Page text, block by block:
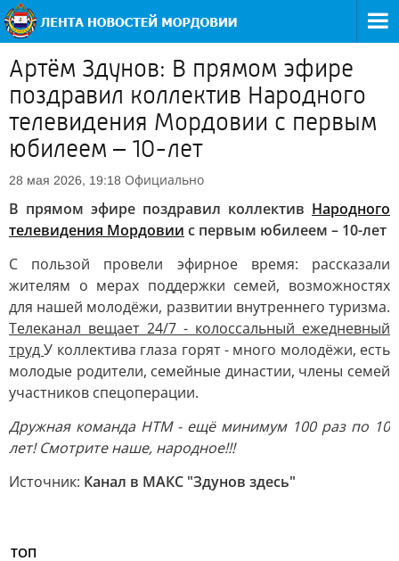
Артём Здунов: В прямом эфире
поздравил коллектив Народного
телевидения Мордовии с первым
юбилеем – 10-лет
28 мая 2026, 19:18 Официально
В прямом эфире поздравил коллектив Народного
телевидения Мордовии с первым юбилеем – 10-лет
С пользой провели эфирное время: рассказали
жителям о мерах поддержки семей, возможностях
для нашей молодёжи, развитии внутреннего туризма.
Телеканал вещает 24/7 - колоссальный ежедневный
трудУ коллектива глаза горят - много молодёжи, есть
молодые родители, семейные династии, члены семей
участников спецоперации.
Дружная команда НТМ - ещё минимум 100 раз по 10
лет! Смотрите наше, народное!!!
Источник: Канал в МАКС "Здунов здесь"
ТОП